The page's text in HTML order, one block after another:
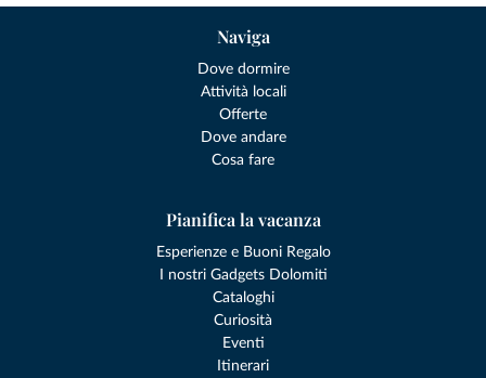
Naviga
Dove dormire
Attività locali
Offerte
Dove andare
Cosa fare
Pianifica la vacanza
Esperienze e Buoni Regalo
I nostri Gadgets Dolomiti
Cataloghi
Curiosità
Eventi
Itinerari